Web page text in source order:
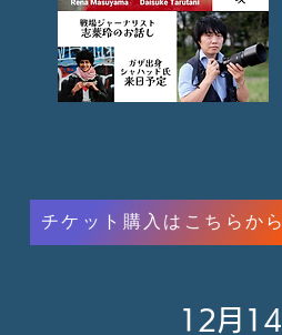
チケット購入はこちらから
12月